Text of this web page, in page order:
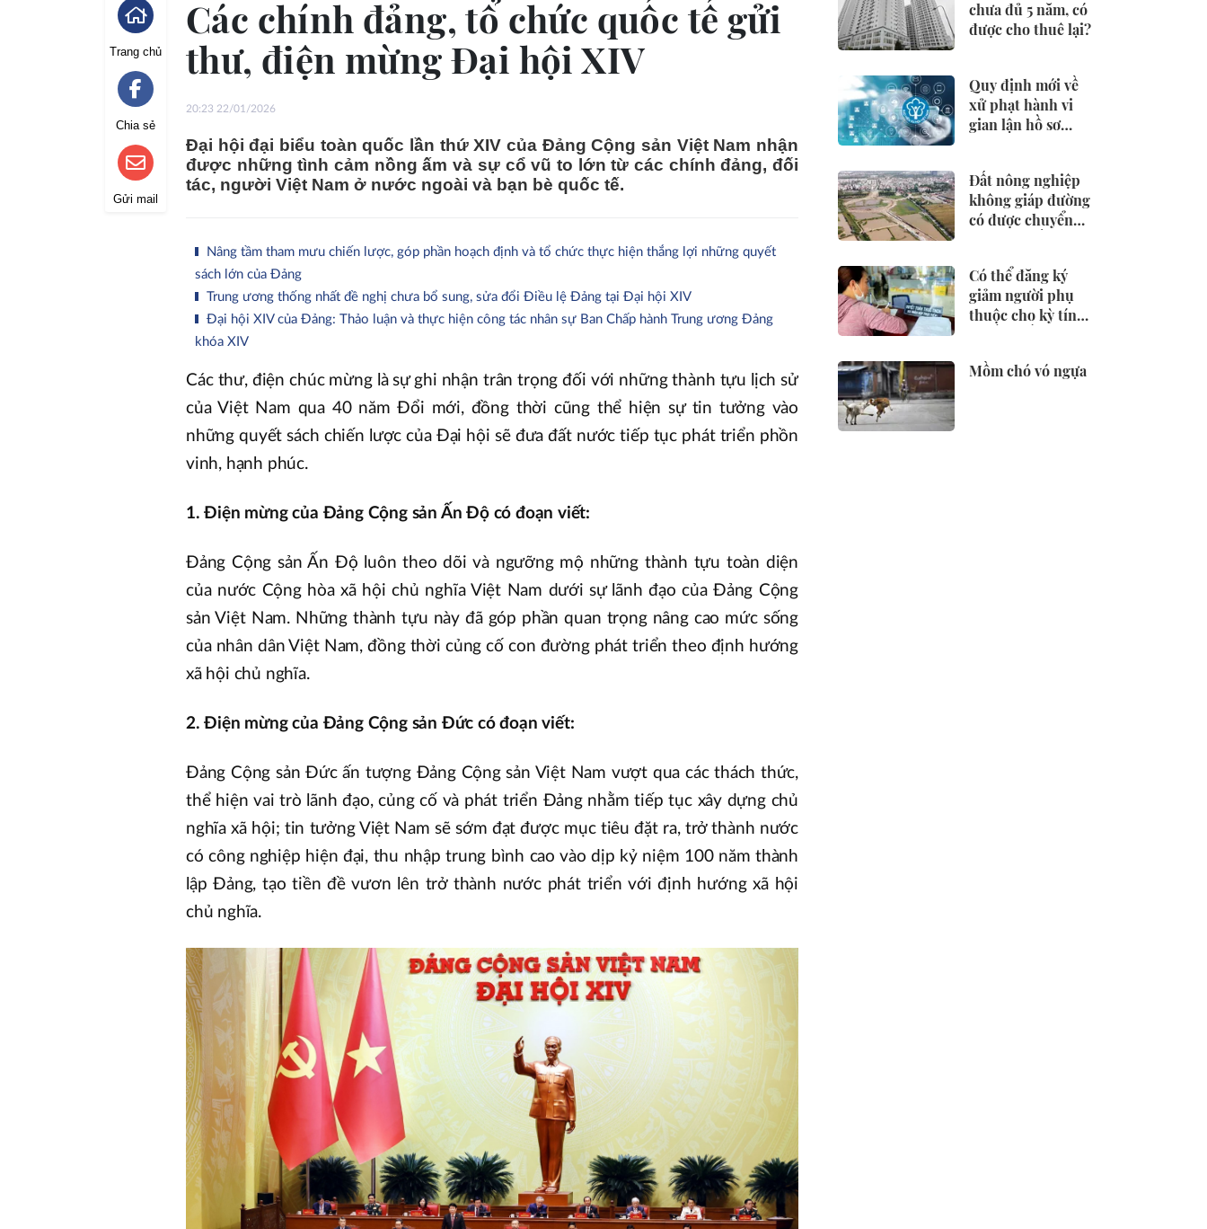
Trang chủ
Chia sẻ
Gửi mail
Các chính đảng, tổ chức quốc tế gửi
thư, điện mừng Đại hội XIV
20:23 22/01/2026
Đại hội đại biểu toàn quốc lần thứ XIV của Đảng Cộng sản Việt Nam nhận
được những tình cảm nồng ấm và sự cổ vũ to lớn từ các chính đảng, đối
tác, người Việt Nam ở nước ngoài và bạn bè quốc tế.
Nâng tầm tham mưu chiến lược, góp phần hoạch định và tổ chức thực hiện thắng lợi những quyết
sách lớn của Đảng
Trung ương thống nhất đề nghị chưa bổ sung, sửa đổi Điều lệ Đảng tại Đại hội XIV
Đại hội XIV của Đảng: Thảo luận và thực hiện công tác nhân sự Ban Chấp hành Trung ương Đảng
khóa XIV
Các thư, điện chúc mừng là sự ghi nhận trân trọng đối với những thành tựu lịch sử
của Việt Nam qua 40 năm Đổi mới, đồng thời cũng thể hiện sự tin tưởng vào
những quyết sách chiến lược của Đại hội sẽ đưa đất nước tiếp tục phát triển phồn
vinh, hạnh phúc.
1. Điện mừng của Đảng Cộng sản Ấn Độ có đoạn viết:
Đảng Cộng sản Ấn Độ luôn theo dõi và ngưỡng mộ những thành tựu toàn diện
của nước Cộng hòa xã hội chủ nghĩa Việt Nam dưới sự lãnh đạo của Đảng Cộng
sản Việt Nam. Những thành tựu này đã góp phần quan trọng nâng cao mức sống
của nhân dân Việt Nam, đồng thời củng cố con đường phát triển theo định hướng
xã hội chủ nghĩa.
2. Điện mừng của Đảng Cộng sản Đức có đoạn viết:
Đảng Cộng sản Đức ấn tượng Đảng Cộng sản Việt Nam vượt qua các thách thức,
thể hiện vai trò lãnh đạo, củng cố và phát triển Đảng nhằm tiếp tục xây dựng chủ
nghĩa xã hội; tin tưởng Việt Nam sẽ sớm đạt được mục tiêu đặt ra, trở thành nước
có công nghiệp hiện đại, thu nhập trung bình cao vào dịp kỷ niệm 100 năm thành
lập Đảng, tạo tiền đề vươn lên trở thành nước phát triển với định hướng xã hội
chủ nghĩa.
chưa đủ 5 năm, có
được cho thuê lại?
Quy định mới về
xử phạt hành vi
gian lận hồ sơ
Đất nông nghiệp
không giáp đường
có được chuyển
Có thể đăng ký
giảm người phụ
thuộc cho kỳ tính
Mồm chó vó ngựa